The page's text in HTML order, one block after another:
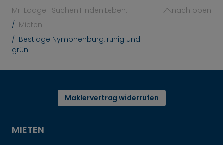
Mr. Lodge | Suchen.Finden.Leben.
Mieten
Bestlage Nymphenburg, ruhig und
grün
nach oben
Maklervertrag widerrufen
MIETEN